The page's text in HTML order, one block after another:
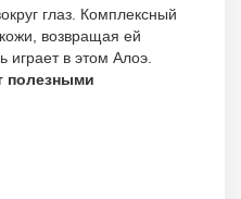
глаз. Комплексный
возвращая ей
в этом Алоэ.
полезными